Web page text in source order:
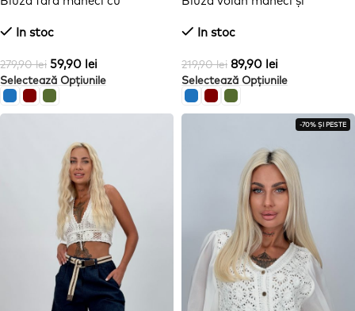
In stoc
279,90lei 59,90 lei
Selectează Opțiunile
In stoc
219,90lei 89,90 lei
Selectează Opțiunile
-70% ȘI PESTE